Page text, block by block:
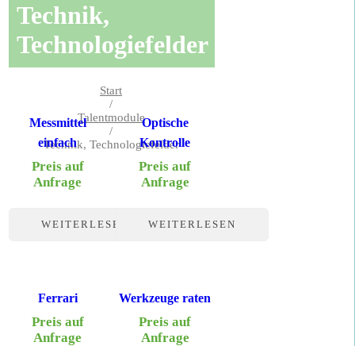
Technik,
Technologiefelder
Start
/
Talentmodule
/
Technik, Technologiefelder
Messmittel
einfach
Preis auf
Anfrage
WEITERLESEN
Optische
Kontrolle
Preis auf
Anfrage
WEITERLESEN
Ferrari
Preis auf
Anfrage
Werkzeuge raten
Preis auf
Anfrage